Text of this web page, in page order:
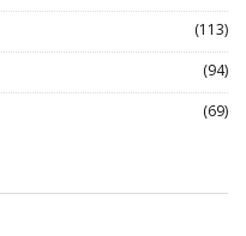
(113)
(94)
(69)